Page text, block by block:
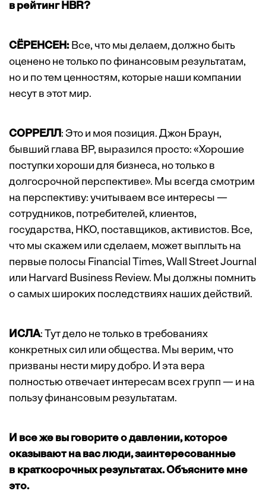
в рейтинг HBR?
СЁРЕНСЕН:Все, что мы делаем, должно быть
оценено не только по финансовым результатам,
но и по тем ценностям, которые наши компании
несут в этот мир.
СОРРЕЛЛ: Это и моя позиция. Джон Браун,
бывший глава ВР, выразился просто: «Хорошие
поступки хороши для бизнеса, но только в
долгосрочной перспективе». Мы всегда смотрим
на перспективу: учитываем все интересы —
сотрудников, потребителей, клиентов,
государства, НКО, поставщиков, активистов. Все,
что мы скажем или сделаем, может выплыть на
первые полосы Financial Times, Wall Street Journal
или Harvard Business Review. Мы должны помнить
о самых широких последствиях наших действий.
ИСЛА: Тут дело не только в требованиях
конкретных сил или общества. Мы верим, что
призваны нести миру добро. И эта вера
полностью отвечает интересам всех групп — и на
пользу финансовым результатам.
И все же вы говорите о давлении, которое
оказывают на вас люди, заинтересованные
в крат­косрочных результатах. Объясните мне
это.